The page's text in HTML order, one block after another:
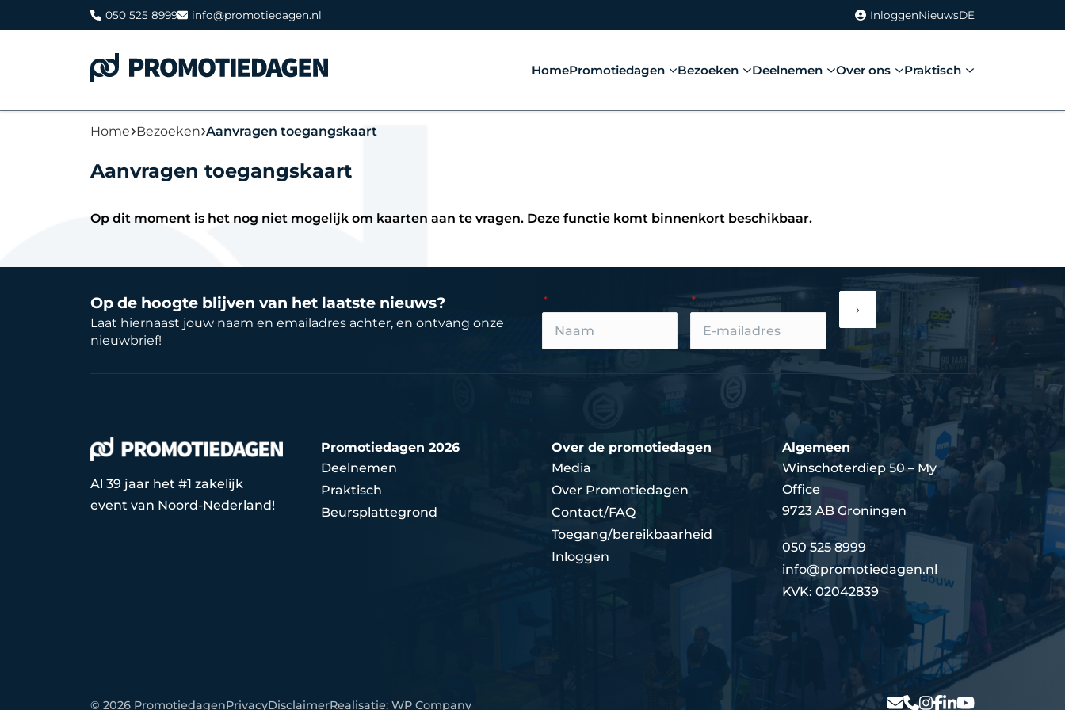
050 525 8999 info@promotiedagen.nl InloggenNieuwsDE
HomePromotiedagen Bezoeken Deelnemen Over ons Praktisch
Home Bezoeken Aanvragen toegangskaart
Aanvragen toegangskaart
Op dit moment is het nog niet mogelijk om kaarten aan te vragen. Deze functie komt binnenkort beschikbaar.
Op de hoogte blijven van het laatste nieuws?
Laat hiernaast jouw naam en emailadres achter, en ontvang onze
nieuwbrief!
›
Al 39 jaar het #1 zakelijk
event van Noord-Nederland!
Promotiedagen 2026
Deelnemen
Praktisch
Beursplattegrond
Over de promotiedagen
Media
Over Promotiedagen
Contact/FAQ
Toegang/bereikbaarheid
Inloggen
Algemeen
Winschoterdiep 50 – My
Office
9723 AB Groningen
050 525 8999
info@promotiedagen.nl
KVK: 02042839
© 2026 PromotiedagenPrivacyDisclaimerRealisatie: WP Company